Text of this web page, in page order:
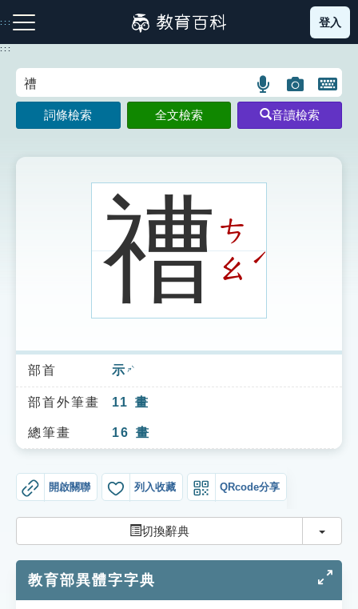
到
主
:::
注音索引圖示 筆畫索引圖示 部首索引表圖示
索引選單
知識索引
單字索引
貓頭鷹博士
登入
:::
語
言
搜
示
圖
片
搜
開
鍵
圖
詞條檢索 全文檢索 音讀檢索
䄚ㄘ
ㄠˊ
部首 示 ㄕˋ
部首外筆畫 11 畫
總筆畫 16 畫
開啟關聯 列入收藏 QRcode分享
切換辭典 切換
教育部異體字字典